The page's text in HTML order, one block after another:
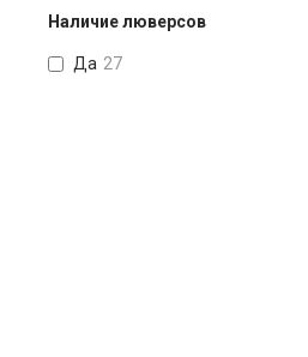
Наличие люверсов
Да 27